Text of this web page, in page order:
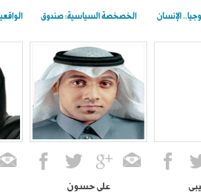
الإنسان الخصخصة السياسية: صندوق
علي حسون